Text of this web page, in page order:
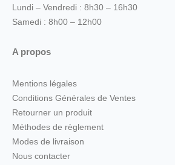
Lundi – Vendredi : 8h30 – 16h30
Samedi : 8h00 – 12h00
A propos
Mentions légales
Conditions Générales de Ventes
Retourner un produit
Méthodes de règlement
Modes de livraison
Nous contacter